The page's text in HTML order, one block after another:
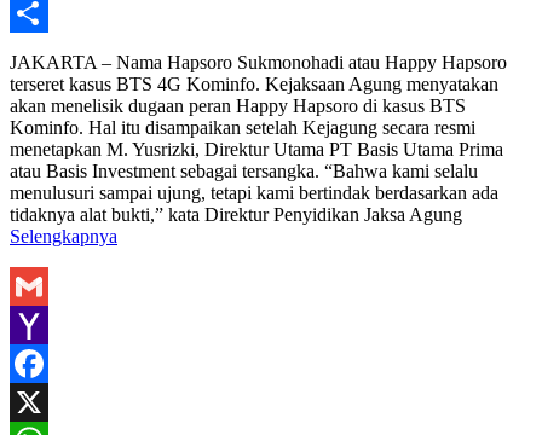
Telegram
Share
JAKARTA – Nama Hapsoro Sukmonohadi atau Happy Hapsoro
terseret kasus BTS 4G Kominfo. Kejaksaan Agung menyatakan
akan menelisik dugaan peran Happy Hapsoro di kasus BTS
Kominfo. Hal itu disampaikan setelah Kejagung secara resmi
menetapkan M. Yusrizki, Direktur Utama PT Basis Utama Prima
atau Basis Investment sebagai tersangka. “Bahwa kami selalu
menulusuri sampai ujung, tetapi kami bertindak berdasarkan ada
tidaknya alat bukti,” kata Direktur Penyidikan Jaksa Agung
Selengkapnya
Gmail
Yahoo
Mail
Facebook